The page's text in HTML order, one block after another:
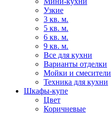
Узкие
3 кв. м.
5 кв. м.
6 кв. м.
9 кв. м.
Все для кухни
Варианты отделки
Мойки и смесители
Техника для кухни
Шкафы-купе
Цвет
Коричневые